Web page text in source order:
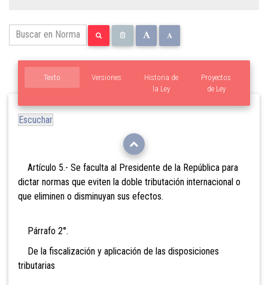
Texto Versiones
Proyectos
de Ley
Historia de
la Ley
Escuchar
Artículo 5.- Se faculta al Presidente de la República para
dictar normas que eviten la doble tributación internacional o
que eliminen o disminuyan sus efectos.
Párrafo 2°.
De la fiscalización y aplicación de las disposiciones
tributarias